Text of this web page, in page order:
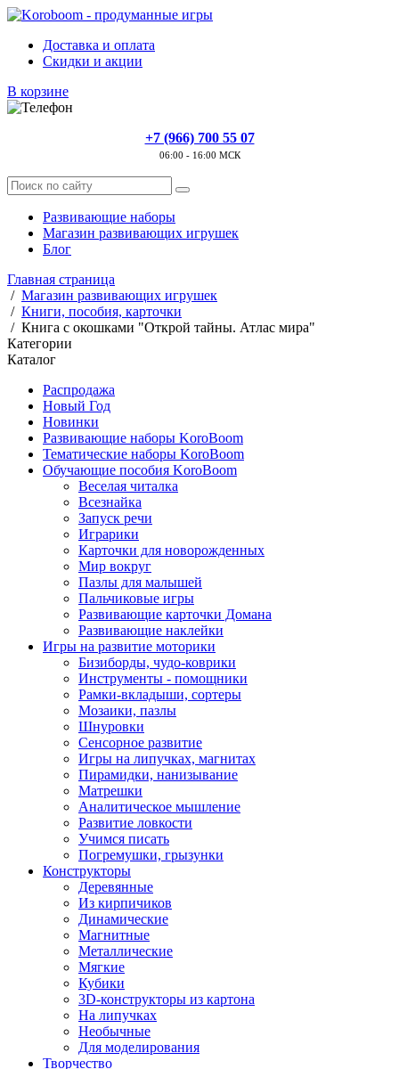
Доставка и оплата
Скидки и акции
В корзине
+7 (966) 700 55 07
06:00 - 16:00 МСК
Развивающие наборы
Магазин развивающих игрушек
Блог
Главная страница
/ Магазин развивающих игрушек
/ Книги, пособия, карточки
/ Книга с окошками "Открой тайны. Атлас мира"
Категории
Каталог
Распродажа
Новый Год
Новинки
Развивающие наборы KoroBoom
Тематические наборы KoroBoom
Обучающие пособия KoroBoom
Веселая читалка
Всезнайка
Запуск речи
Играрики
Карточки для новорожденных
Мир вокруг
Пазлы для малышей
Пальчиковые игры
Развивающие карточки Домана
Развивающие наклейки
Игры на развитие моторики
Бизиборды, чудо-коврики
Инструменты - помощники
Рамки-вкладыши, сортеры
Мозаики, пазлы
Шнуровки
Сенсорное развитие
Игры на липучках, магнитах
Пирамидки, нанизывание
Матрешки
Аналитическое мышление
Развитие ловкости
Учимся писать
Погремушки, грызунки
Конструкторы
Деревянные
Из кирпичиков
Динамические
Магнитные
Металлические
Мягкие
Кубики
3D-конструкторы из картона
На липучках
Необычные
Для моделирования
Творчество